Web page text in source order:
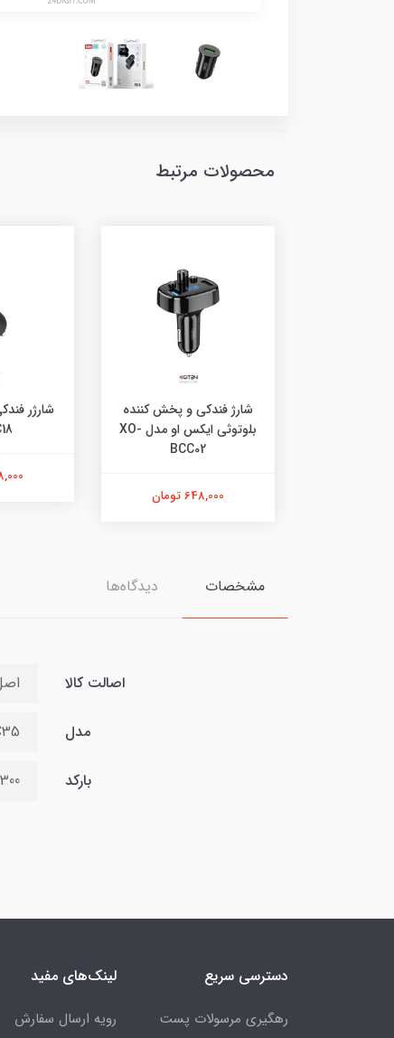
محصولات مرتبط
شارژ فندکی و پخش کننده
بلوتوثی ایکس او مدل XO-
BCC02
648,000 تومان
شارژر
مشخصات دیدگاه‌ها
اصالت کالا
مدل
بارکد
دسترسی سریع
رهگیری مرسولات پست
لینک‌های مفید
رویه ارسال سفارش